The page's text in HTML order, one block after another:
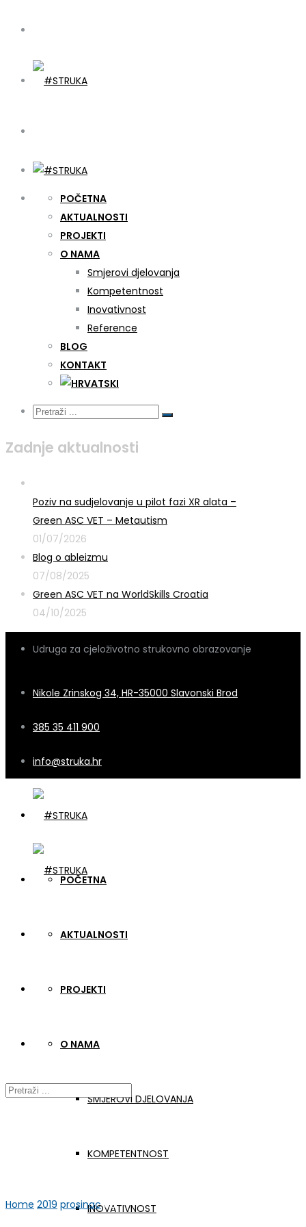
POČETNA
AKTUALNOSTI
PROJEKTI
O NAMA
Smjerovi djelovanja
Kompetentnost
Inovativnost
Reference
BLOG
KONTAKT
Zadnje aktualnosti
Poziv na sudjelovanje u pilot fazi XR alata –
Green ASC VET – Metautism
01/07/2026
Blog o ableizmu
07/08/2025
Green ASC VET na WorldSkills Croatia
04/10/2025
Udruga za cjeloživotno strukovno obrazovanje
Nikole Zrinskog 34, HR-35000 Slavonski Brod
385 35 411 900
info@struka.hr
POČETNA
AKTUALNOSTI
PROJEKTI
O NAMA
SMJEROVI DJELOVANJA
KOMPETENTNOST
INOVATIVNOST
Home 2019 prosinac 06